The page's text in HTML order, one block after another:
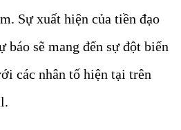
Sự xuất hiện của tiền đạo
sẽ mang đến sự đột biến
các nhân tố hiện tại trên